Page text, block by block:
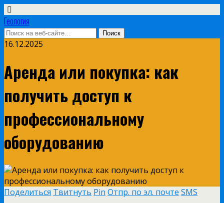
Геология
16.12.2025
Аренда или покупка: как
получить доступ к
профессиональному
оборудованию
Поделиться Твитнуть Pin Отпр. по эл. почте SMS